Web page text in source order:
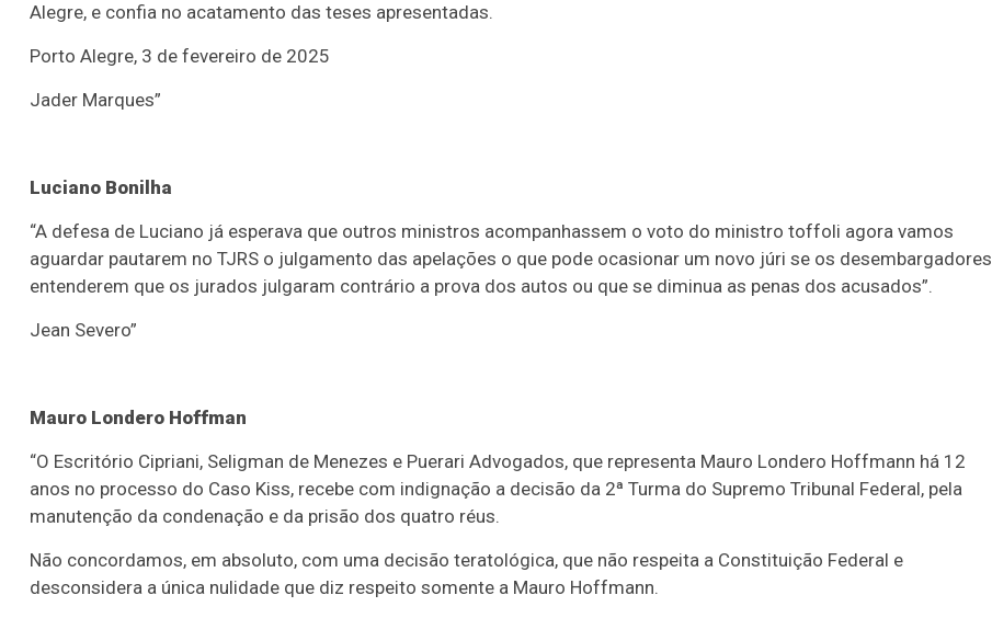
Alegre, e confia no acatamento das teses apresentadas.
Porto Alegre, 3 de fevereiro de 2025
Jader Marques”
Luciano Bonilha
“A defesa de Luciano já esperava que outros ministros acompanhassem o voto do ministro toffoli agora vamos
aguardar pautarem no TJRS o julgamento das apelações o que pode ocasionar um novo júri se os desembargadores
entenderem que os jurados julgaram contrário a prova dos autos ou que se diminua as penas dos acusados”.
Jean Severo”
Mauro Londero Hoffman
“O Escritório Cipriani, Seligman de Menezes e Puerari Advogados, que representa Mauro Londero Hoffmann há 12
anos no processo do Caso Kiss, recebe com indignação a decisão da 2ª Turma do Supremo Tribunal Federal, pela
manutenção da condenação e da prisão dos quatro réus.
Não concordamos, em absoluto, com uma decisão teratológica, que não respeita a Constituição Federal e
desconsidera a única nulidade que diz respeito somente a Mauro Hoffmann.